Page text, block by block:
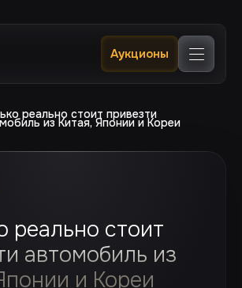
Аукционы
реально стоит привезти
из Китая, Японии и Кореи
реально стоит
автомобиль из
и Кореи